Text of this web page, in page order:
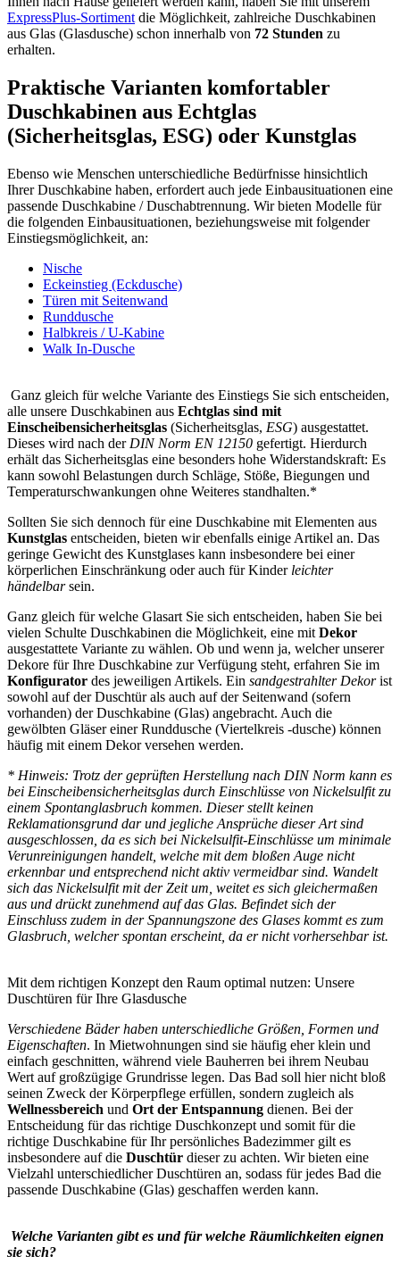
ExpressPlus-Sortiment die Möglichkeit, zahlreiche Duschkabinen
aus Glas (Glasdusche) schon innerhalb von 72 Stunden zu
erhalten.
Praktische Varianten komfortabler
Duschkabinen aus Echtglas
(Sicherheitsglas, ESG) oder Kunstglas
Ebenso wie Menschen unterschiedliche Bedürfnisse hinsichtlich
Ihrer Duschkabine haben, erfordert auch jede Einbausituationen eine
passende Duschkabine / Duschabtrennung. Wir bieten Modelle für
die folgenden Einbausituationen, beziehungsweise mit folgender
Einstiegsmöglichkeit, an:
Nische
Eckeinstieg (Eckdusche)
Türen mit Seitenwand
Runddusche
Halbkreis / U-Kabine
Walk In-Dusche
Ganz gleich für welche Variante des Einstiegs Sie sich entscheiden,
alle unsere Duschkabinen aus Echtglas sind mit
Einscheibensicherheitsglas (Sicherheitsglas, ESG) ausgestattet.
Dieses wird nach der DIN Norm EN 12150 gefertigt. Hierdurch
erhält das Sicherheitsglas eine besonders hohe Widerstandskraft: Es
kann sowohl Belastungen durch Schläge, Stöße, Biegungen und
Temperaturschwankungen ohne Weiteres standhalten.*
Sollten Sie sich dennoch für eine Duschkabine mit Elementen aus
Kunstglas entscheiden, bieten wir ebenfalls einige Artikel an. Das
geringe Gewicht des Kunstglases kann insbesondere bei einer
körperlichen Einschränkung oder auch für Kinder leichter
händelbarsein.
Ganz gleich für welche Glasart Sie sich entscheiden, haben Sie bei
vielen Schulte Duschkabinen die Möglichkeit, eine mit Dekor
ausgestattete Variante zu wählen. Ob und wenn ja, welcher unserer
Dekore für Ihre Duschkabine zur Verfügung steht, erfahren Sie im
Konfigurator des jeweiligen Artikels. Ein sandgestrahlter Dekorist
sowohl auf der Duschtür als auch auf der Seitenwand (sofern
vorhanden) der Duschkabine (Glas) angebracht. Auch die
gewölbten Gläser einer Runddusche (Viertelkreis -dusche) können
häufig mit einem Dekor versehen werden.
* Hinweis: Trotz der geprüften Herstellung nach DIN Norm kann es
bei Einscheibensicherheitsglas durch Einschlüsse von Nickelsulfit zu
einem Spontanglasbruch kommen. Dieser stellt keinen
Reklamationsgrund dar und jegliche Ansprüche dieser Art sind
ausgeschlossen, da es sich bei Nickelsulfit-Einschlüsse um minimale
Verunreinigungen handelt, welche mit dem bloßen Auge nicht
erkennbar und entsprechend nicht aktiv vermeidbar sind. Wandelt
sich das Nickelsulfit mit der Zeit um, weitet es sich gleichermaßen
aus und drückt zunehmend auf das Glas. Befindet sich der
Einschluss zudem in der Spannungszone des Glases kommt es zum
Glasbruch, welcher spontan erscheint, da er nicht vorhersehbar ist.
Mit dem richtigen Konzept den Raum optimal nutzen: Unsere
Duschtüren für Ihre Glasdusche
Verschiedene Bäder haben unterschiedliche Größen, Formen und
Eigenschaften. In Mietwohnungen sind sie häufig eher klein und
einfach geschnitten, während viele Bauherren bei ihrem Neubau
Wert auf großzügige Grundrisse legen. Das Bad soll hier nicht bloß
seinen Zweck der Körperpflege erfüllen, sondern zugleich als
Wellnessbereich und Ort der Entspannung dienen. Bei der
Entscheidung für das richtige Duschkonzept und somit für die
richtige Duschkabine für Ihr persönliches Badezimmer gilt es
insbesondere auf die Duschtür dieser zu achten. Wir bieten eine
Vielzahl unterschiedlicher Duschtüren an, sodass für jedes Bad die
passende Duschkabine (Glas) geschaffen werden kann.
Welche Varianten gibt es und für welche Räumlichkeiten eignen
sie sich?